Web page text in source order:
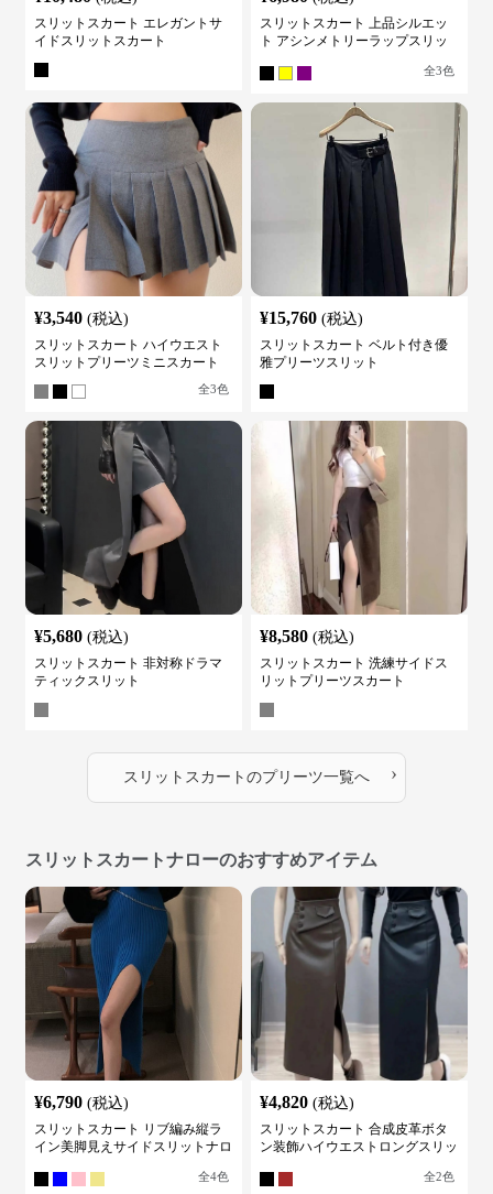
スリットスカート エレガントサ
イドスリットスカート
スリットスカート 上品シルエッ
ト アシンメトリーラップスリッ
全3色
¥3,540 (税込)
スリットスカート ハイウエスト
スリットプリーツミニスカート
全3色
¥15,760 (税込)
スリットスカート ベルト付き優
雅プリーツスリット
¥5,680 (税込)
スリットスカート 非対称ドラマ
ティックスリット
¥8,580 (税込)
スリットスカート 洗練サイドス
リットプリーツスカート
スリットスカート のプリーツ一覧へ ›
スリットスカートナローのおすすめアイテム
¥6,790 (税込)
スリットスカート リブ編み縦ラ
イン美脚見えサイドスリットナロ
全4色
¥4,820 (税込)
スリットスカート 合成皮革ボタ
ン装飾ハイウエストロングスリッ
全2色